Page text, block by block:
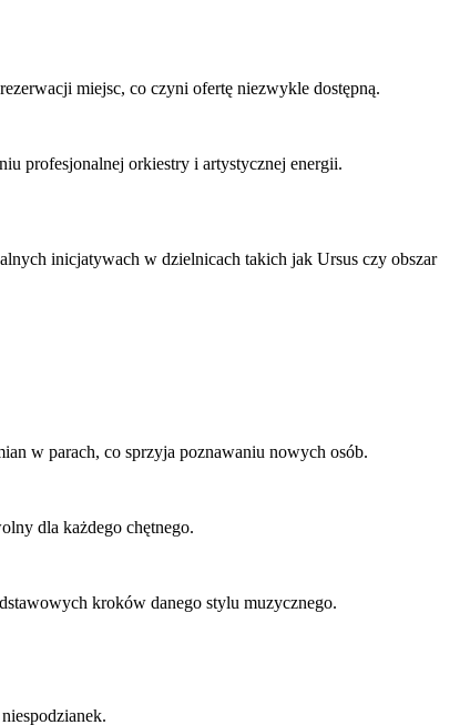
miejsc, co czyni ofertę niezwykle dostępną.
profesjonalnej orkiestry i artystycznej energii.
inicjatywach w dzielnicach takich jak Ursus czy obszar
w parach, co sprzyja poznawaniu nowych osób.
dla każdego chętnego.
kroków danego stylu muzycznego.